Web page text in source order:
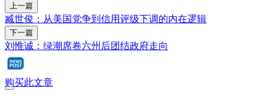
上一篇
臧世俊：从美国党争到信用评级下调的内在逻辑
下一篇
刘惟诚：绿潮席卷六州后团结政府走向
购买此文章